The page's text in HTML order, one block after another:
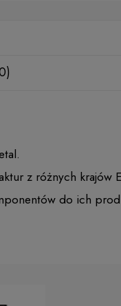
z różnych krajów
do ich